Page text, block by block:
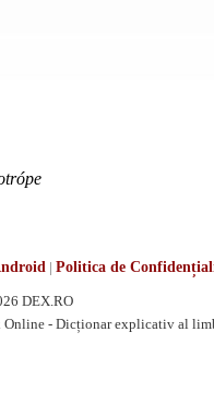
| Politica de
DEX.RO
Online - Dicționar explicativ al